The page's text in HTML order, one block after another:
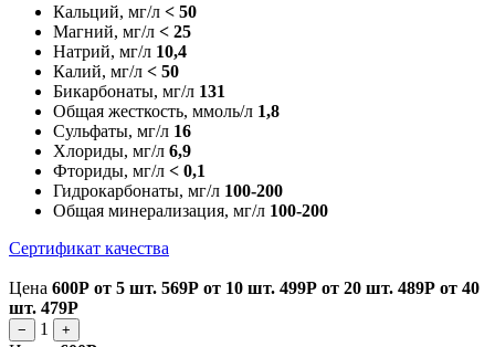
Кальций, мг/л < 50
Магний, мг/л < 25
Натрий, мг/л 10,4
Калий, мг/л < 50
Бикарбонаты, мг/л 131
Общая жесткость, ммоль/л 1,8
Сульфаты, мг/л 16
Хлориды, мг/л 6,9
Фториды, мг/л < 0,1
Гидрокарбонаты, мг/л 100-200
Общая минерализация, мг/л 100-200
Сертификат качества
Цена 600Р от 5 шт. 569Р от 10 шт. 499Р от 20 шт. 489Р от 40
шт. 479Р
− 1 +